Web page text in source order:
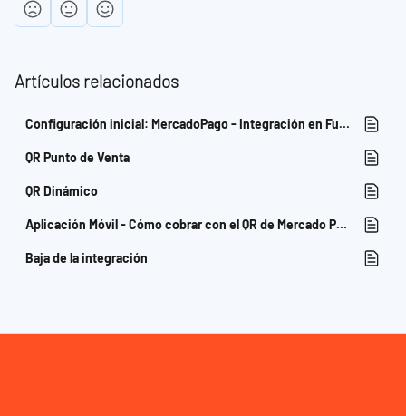
Artículos relacionados
Configuración inicial: MercadoPago - Integración en Fudo
QR Punto de Venta
QR Dinámico
Aplicación Móvil - Cómo cobrar con el QR de Mercado Pago
Baja de la integración